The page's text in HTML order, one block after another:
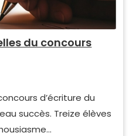
du concours
d’écriture du
succès. Treize élèves